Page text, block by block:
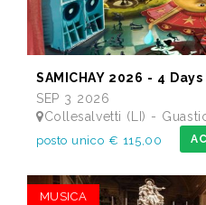
SAMICHAY 2026 - 4 Days
SEP 3 2026
Collesalvetti (LI) - Guasticce, Via delle
posto unico € 115,00
MUSICA